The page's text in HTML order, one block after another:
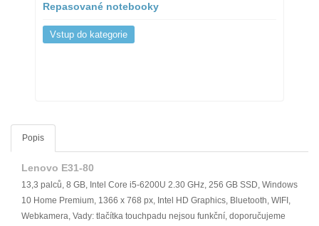
Repasované notebooky
Vstup do kategorie
Popis
Lenovo E31-80
13,3 palců, 8 GB, Intel Core i5-6200U 2.30 GHz, 256 GB SSD, Windows
10 Home Premium, 1366 x 768 px, Intel HD Graphics, Bluetooth, WIFI,
Webkamera, Vady: tlačítka touchpadu nejsou funkční, doporučujeme